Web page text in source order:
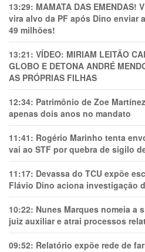
13:29: MAMATA DAS
vira alvo da PF após Dino enviar
49 milhões!
13:21: VÍDEO: MIRIAM LEITÃO
GLOBO E DETONA ANDRÉ
AS PRÓPRIAS FILHAS
12:34: Patrimônio de Zoe
apenas dois anos no mandato
11:41: Rogério Marinho tenta
vai ao STF por quebra de sigilo
11:17: Devassa do TCU expõe
Flávio Dino aciona investigação
10:22: Nunes Marques nomeia a
juiz auxiliar e atrai processos
09:52: Relatório expõe rede de